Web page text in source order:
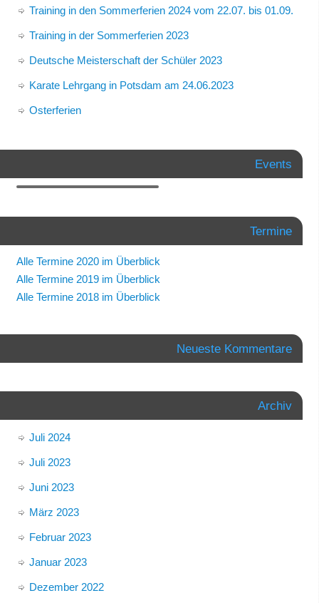
Training in den Sommerferien 2024 vom 22.07. bis 01.09.
Training in der Sommerferien 2023
Deutsche Meisterschaft der Schüler 2023
Karate Lehrgang in Potsdam am 24.06.2023
Osterferien
Events
Termine
Alle Termine 2020 im Überblick
Alle Termine 2019 im Überblick
Alle Termine 2018 im Überblick
Neueste Kommentare
Archiv
Juli 2024
Juli 2023
Juni 2023
März 2023
Februar 2023
Januar 2023
Dezember 2022